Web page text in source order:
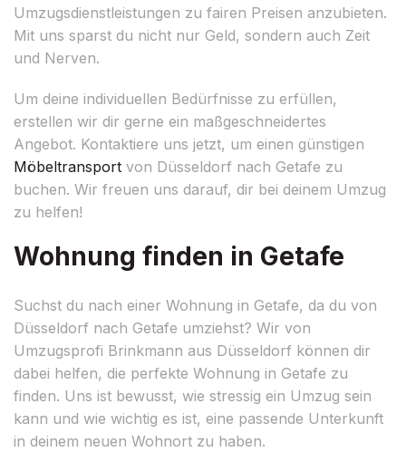
Umzugsdienstleistungen zu fairen Preisen anzubieten.
Mit uns sparst du nicht nur Geld, sondern auch Zeit
und Nerven.
Um deine individuellen Bedürfnisse zu erfüllen,
erstellen wir dir gerne ein maßgeschneidertes
Angebot. Kontaktiere uns jetzt, um einen günstigen
Möbeltransport von Düsseldorf nach Getafe zu
buchen. Wir freuen uns darauf, dir bei deinem Umzug
zu helfen!
Wohnung finden in Getafe
Suchst du nach einer Wohnung in Getafe, da du von
Düsseldorf nach Getafe umziehst? Wir von
Umzugsprofi Brinkmann aus Düsseldorf können dir
dabei helfen, die perfekte Wohnung in Getafe zu
finden. Uns ist bewusst, wie stressig ein Umzug sein
kann und wie wichtig es ist, eine passende Unterkunft
in deinem neuen Wohnort zu haben.